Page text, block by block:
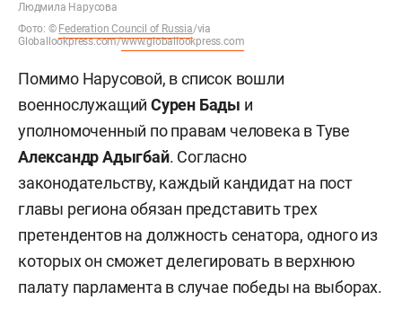
Людмила Нарусова
Фото: © Federation Council of Russia/via
Globallookpress.com/www.globallookpress.com
Помимо Нарусовой, в список вошли
военнослужащийСурен Бады и
уполномоченный по правам человека в Туве
Александр Адыгбай. Согласно
законодательству, каждый кандидат на пост
главы региона обязан представить трех
претендентов на должность сенатора, одного из
которых он сможет делегировать в верхнюю
палату парламента в случае победы на выборах.